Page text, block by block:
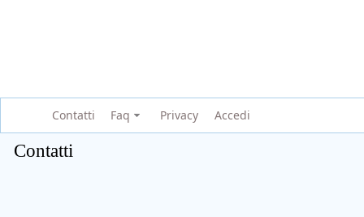
Contatti Faq Privacy Accedi
Contatti